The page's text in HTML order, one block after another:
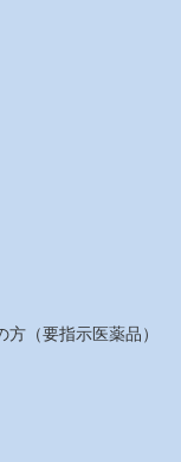
（要指示医薬品）